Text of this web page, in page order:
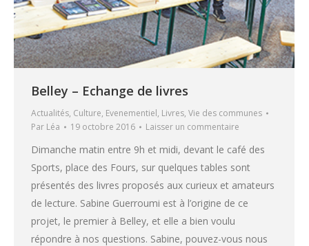
Belley – Echange de livres
Actualités, Culture, Evenementiel, Livres, Vie des communes
Par Léa 19 octobre 2016 Laisser un commentaire
Dimanche matin entre 9h et midi, devant le café des
Sports, place des Fours, sur quelques tables sont
présentés des livres proposés aux curieux et amateurs
de lecture. Sabine Guerroumi est à l’origine de ce
projet, le premier à Belley, et elle a bien voulu
répondre à nos questions. Sabine, pouvez-vous nous